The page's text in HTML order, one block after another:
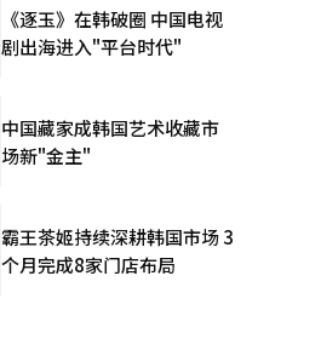
《逐玉》在韩破圈 中国电视
剧出海进入"平台时代"
中国藏家成韩国艺术收藏市
场新"金主"
霸王茶姬持续深耕韩国市场 3
个月完成8家门店布局